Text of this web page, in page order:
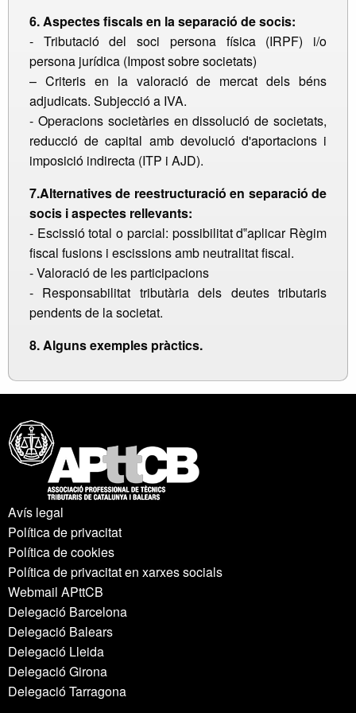
6. Aspectes fiscals en la separació de socis:
- Tributació del soci persona física (IRPF) i/o
persona jurídica (Impost sobre societats)
– Criteris en la valoració de mercat dels béns
adjudicats. Subjecció a IVA.
- Operacions societàries en dissolució de societats,
reducció de capital amb devolució d'aportacions i
imposició indirecta (ITP i AJD).
7.Alternatives de reestructuració en separació de
socis i aspectes rellevants:
- Escissió total o parcial: possibilitat d‟aplicar Règim
fiscal fusions i escissions amb neutralitat fiscal.
- Valoració de les participacions
- Responsabilitat tributària dels deutes tributaris
pendents de la societat.
8. Alguns exemples pràctics.
Avís legal
Política de privacitat
Política de cookies
Política de privacitat en xarxes socials
Webmail APttCB
Delegació Barcelona
Delegació Balears
Delegació Lleida
Delegació Girona
Delegació Tarragona